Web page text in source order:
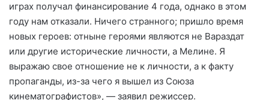
играх получал финансирование 4 года, однако в этом
году нам отказали. Ничего странного; пришло время
новых героев: отныне героями являются не Вараздат
или другие исторические личности, а Мелине. Я
выражаю свое отношение не к личности, а к факту
пропаганды, из-за чего я вышел из Союза
кинематографистов», — заявил режиссер.